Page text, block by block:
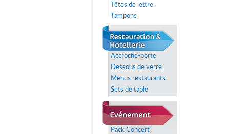
Têtes de lettre
Tampons
Accroche-porte
Dessous de verre
Menus restaurants
Sets de table
Pack Concert